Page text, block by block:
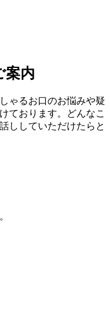
案内
ゃるお口のお悩みや疑
ております。どんなこ
ししていただけたらと